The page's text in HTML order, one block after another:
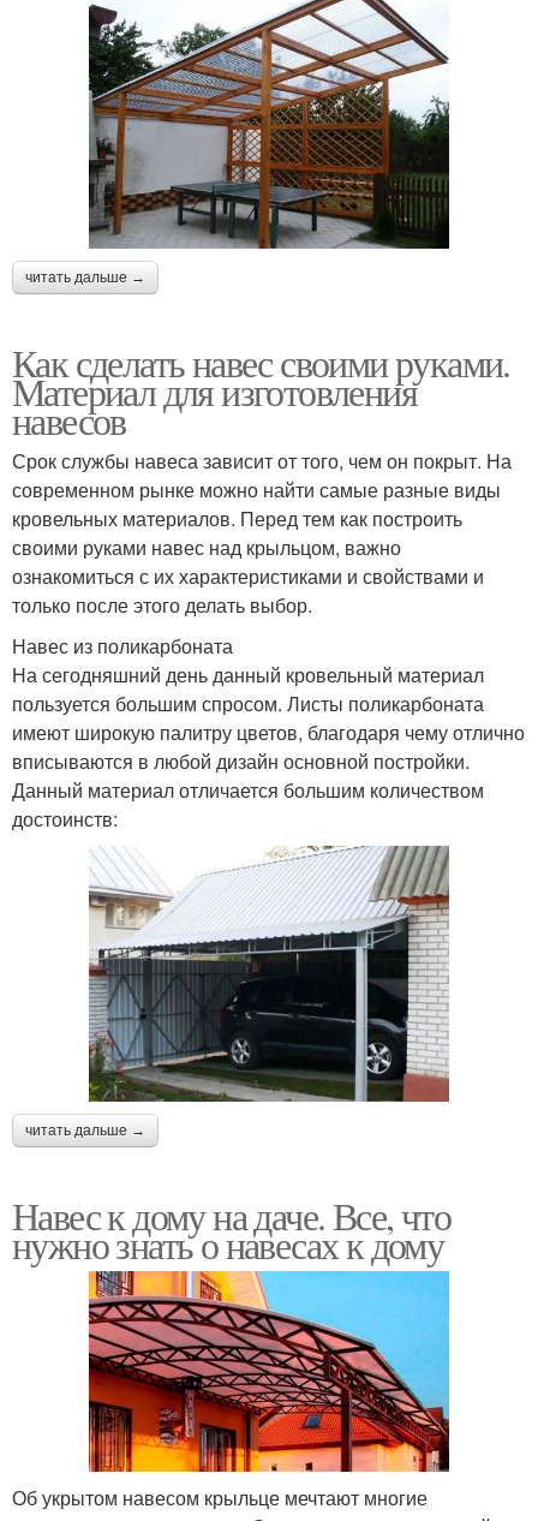
Затенения для заднего
двора
Тканевые навесы
Навес для беседки
Навесы из натуральных
материалов
Навес над крыльцом Крыша с навесом
Крыши для навеса Навесы для авто
Беседка во дворе Навесы на участке
Навесы по целевому
применению
труб
Навес к стенам
читать дальше →
Как сделать навес своими руками.
Материал для изготовления
навесов
Срок службы навеса зависит от того, чем он покрыт. На
современном рынке можно найти самые разные виды
кровельных материалов. Перед тем как построить
своими руками навес над крыльцом, важно
ознакомиться с их характеристиками и свойствами и
только после этого делать выбор.
Навес из поликарбоната
На сегодняшний день данный кровельный материал
пользуется большим спросом. Листы поликарбоната
имеют широкую палитру цветов, благодаря чему отлично
вписываются в любой дизайн основной постройки.
Данный материал отличается большим количеством
достоинств:
читать дальше →
Навес к дому на даче. Все, что
нужно знать о навесах к дому
Об укрытом навесом крыльце мечтают многие